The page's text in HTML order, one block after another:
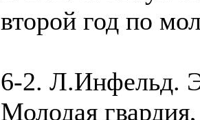
второй год по
6-2.
Молодая